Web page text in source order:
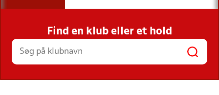
INDHOLD OG NYHEDER
STILLINGER, RESULTATER, KLUBBER OG
HOLD
Find en klub eller et hold